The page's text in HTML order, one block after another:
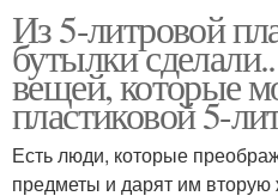
Из 5-литровой
бутылки
вещей, которые
пластиковой 5-
Есть люди, которые
предметы и дарят им вторую